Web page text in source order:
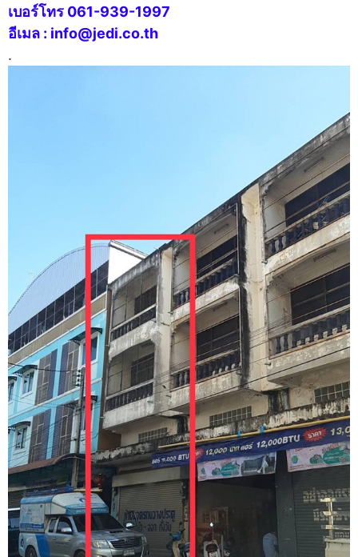
เบอร์โทร 061-939-1997
อีเมล : info@jedi.co.th
.